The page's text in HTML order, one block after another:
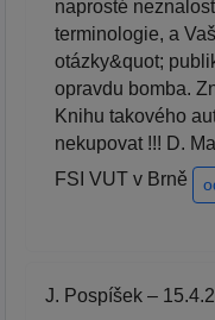
naprosté
terminologie, a
otázky&quot;
opravdu bomba.
Knihu takového
nekupovat !!! D.
FSI VUT v Brně
J. Pospíšek –